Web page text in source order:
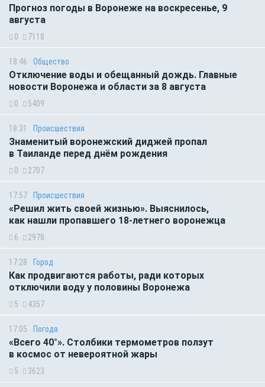
Прогноз погоды в Воронеже на воскресенье, 9
августа
0 7118
18:46 Общество
Отключение воды и обещанный дождь. Главные
новости Воронежа и области за 8 августа
0 5409
18:31 Происшествия
Знаменитый воронежский диджей пропал
в Таиланде перед днём рождения
0 2707
17:57 Происшествия
«Решил жить своей жизнью». Выяснилось,
как нашли пропавшего 18-летнего воронежца
6 2978
17:28 Город
Как продвигаются работы, ради которых
отключили воду у половины Воронежа
5 4357
17:05 Погода
«Всего 40°». Столбики термометров ползут
в космос от невероятной жары
5 3623